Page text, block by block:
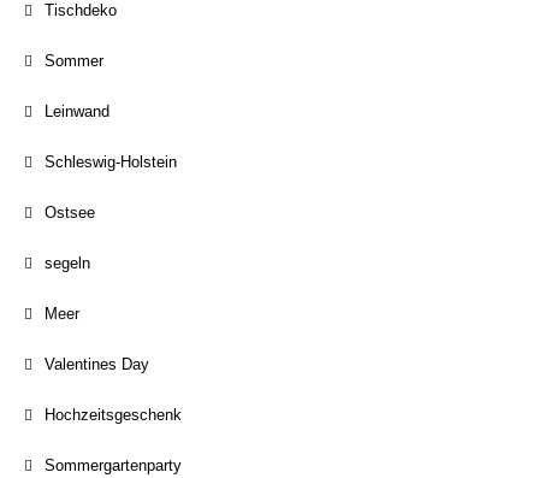
Tischdeko
Sommer
Leinwand
Schleswig-Holstein
Ostsee
segeln
Meer
Valentines Day
Hochzeitsgeschenk
Sommergartenparty